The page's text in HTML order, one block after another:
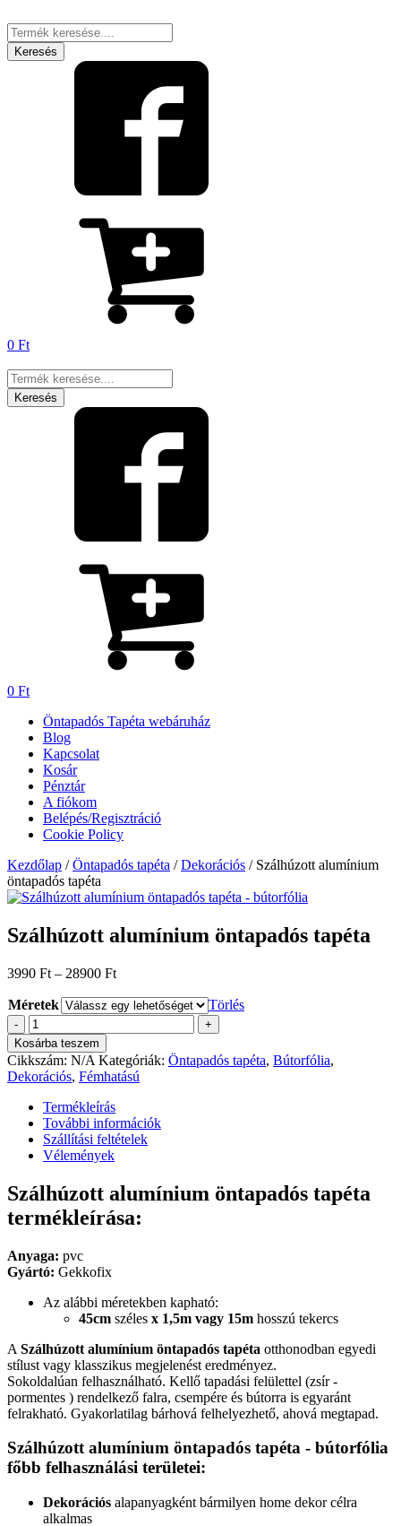
Products
search
Keresés
0 Ft
Products
search
Keresés
0 Ft
Öntapadós Tapéta webáruház
Blog
Kapcsolat
Kosár
Pénztár
A fiókom
Belépés/Regisztráció
Cookie Policy
Kezdőlap /Öntapadós tapéta /Dekorációs / Szálhúzott alumínium
öntapadós tapéta
Szálhúzott alumínium öntapadós tapéta
3990 Ft – 28900 FtÁrtartomány:
-
28900 Ft
Méretek Törlés
-
Szálhúzott
alumínium
öntapadós
tapéta
mennyiség
+
Kosárba teszem
Cikkszám: N/A Kategóriák: Öntapadós tapéta, Bútorfólia,
Dekorációs, Fémhatású
Termékleírás
További információk
Szállítási feltételek
Vélemények
Szálhúzott alumínium öntapadós tapéta
termékleírása:
Anyaga: pvc
Gyártó: Gekkofix
Az alábbi méretekben kapható:
45cm széles x 1,5m vagy 15m hosszú tekercs
A Szálhúzott alumínium öntapadós tapéta otthonodban egyedi
stílust vagy klasszikus megjelenést eredményez.
Sokoldalúan felhasználható. Kellő tapadási felülettel (zsír -
pormentes ) rendelkező falra, csempére és bútorra is egyaránt
felrakható. Gyakorlatilag bárhová felhelyezhető, ahová megtapad.
Szálhúzott alumínium öntapadós tapéta - bútorfólia
főbb felhasználási területei:
Dekorációs alapanyagként bármilyen home dekor célra
alkalmas